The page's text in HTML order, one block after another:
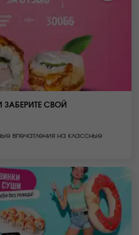
ЗАБЕРИТЕ СВОЙ
впечатления на классные